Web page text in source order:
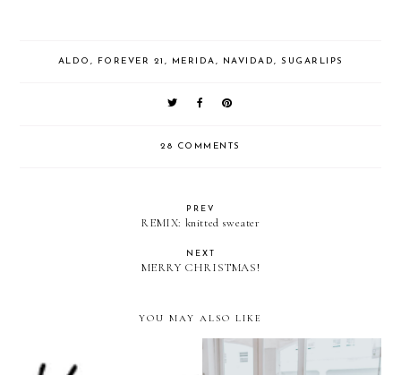
ALDO , FOREVER 21 , MERIDA, NAVIDAD, SUGARLIPS
28 COMMENTS
PREV
REMIX: knitted sweater
NEXT
MERRY CHRISTMAS!
YOU MAY ALSO LIKE